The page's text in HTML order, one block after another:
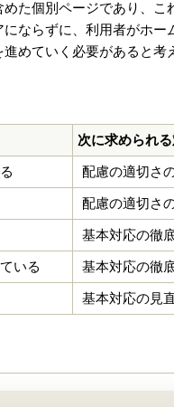
た個別ページであり、
ならずに、利用者がホ
めていく必要があると考
次に求められ
配慮の適切さ
配慮の適切さ
基本対応の徹
いる 基本対応の徹
基本対応の見